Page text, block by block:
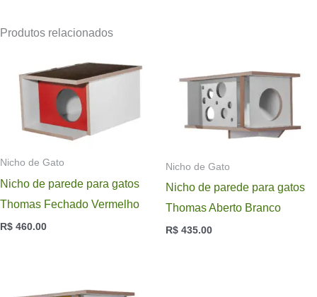
Produtos relacionados
Nicho de Gato
Nicho de parede para gatos
Thomas Fechado Vermelho
R$ 460.00
Nicho de Gato
Nicho de parede para gatos
Thomas Aberto Branco
R$ 435.00